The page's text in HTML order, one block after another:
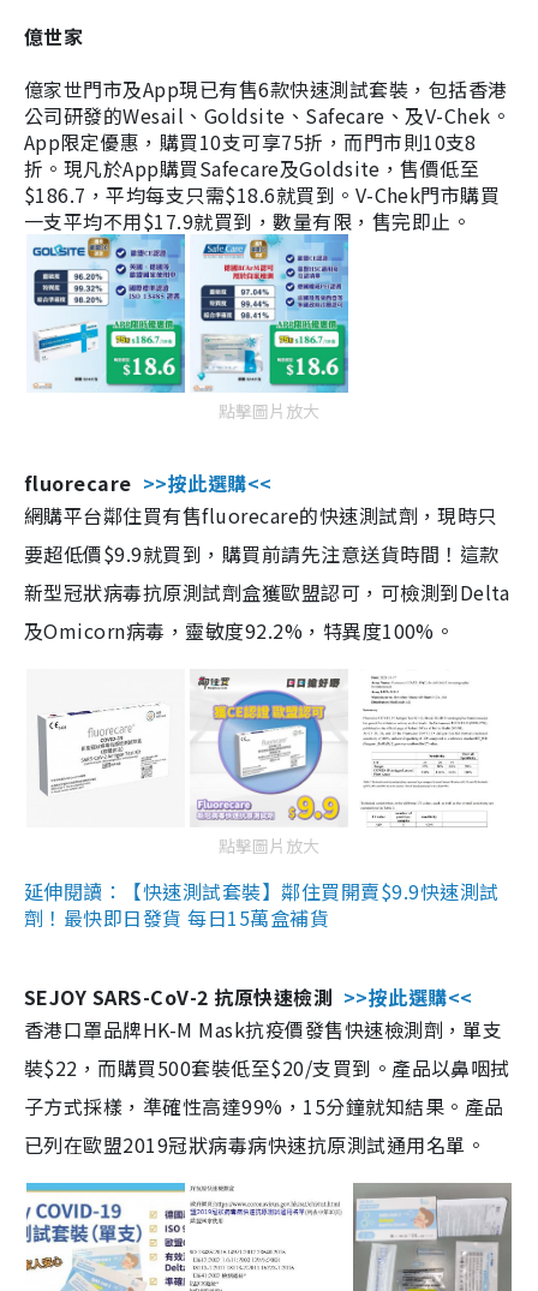
億世家
億家世門市及App現已有售6款快速測試套裝，包括香港
公司研發的Wesail、Goldsite、Safecare、及V-Chek。
App限定優惠，購買10支可享75折，而門市則10支8
折。現凡於App購買Safecare及Goldsite，售價低至
$186.7，平均每支只需$18.6就買到。V-Chek門市購買
一支平均不用$17.9就買到，數量有限，售完即止。
點擊圖片放大
fluorecare >>按此選購<<
網購平台鄰住買有售fluorecare的快速測試劑，現時只
要超低價$9.9就買到，購買前請先注意送貨時間！這款
新型冠狀病毒抗原測試劑盒獲歐盟認可，可檢測到Delta
及Omicorn病毒，靈敏度92.2%，特異度100%。
點擊圖片放大
延伸閱讀：【快速測試套裝】鄰住買開賣$9.9快速測試
劑！最快即日發貨 每日15萬盒補貨
SEJOY SARS-CoV-2 抗原快速檢測 >>按此選購<<
香港口罩品牌HK-M Mask抗疫價發售快速檢測劑，單支
裝$22，而購買500套裝低至$20/支買到。產品以鼻咽拭
子方式採樣，準確性高達99%，15分鐘就知結果。產品
已列在歐盟2019冠狀病毒病快速抗原測試通用名單。